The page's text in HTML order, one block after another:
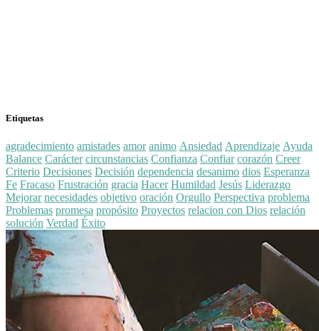
Etiquetas
agradecimiento amistades amor animo Ansiedad Aprendizaje Ayuda
Balance Carácter circunstancias Confianza Confiar corazón Creer
Criterio Decisiones Decisión dependencia desanimo dios Esperanza
Fe Fracaso Frustración gracia Hacer Humildad Jesús Liderazgo
Mejorar necesidades objetivo oración Orgullo Perspectiva problema
Problemas promesa propósito Proyectos relacion con Dios relación
solución Verdad Éxito